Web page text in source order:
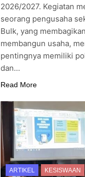
2026/2027. Kegiatan
seorang pengusaha
Bulk, yang
membangun usaha,
pentingnya memiliki
dan…
Read More
ARTIKEL KESISWAAN